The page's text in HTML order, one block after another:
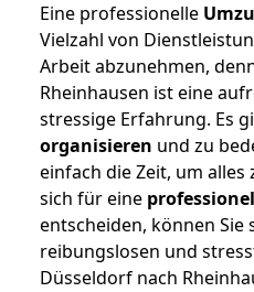
Eine professionelle
Vielzahl von
Arbeit abzunehmen,
Rheinhausen ist eine
stressige Erfahrung. Es
organisieren und zu
einfach die Zeit, um alles
sich für eine
entscheiden, können Sie
reibungslosen und
Düsseldorf nach